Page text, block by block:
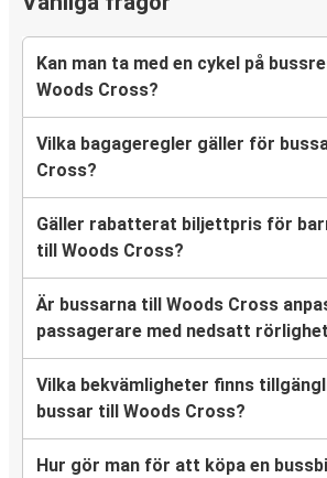
Kan man ta med en cykel på
Woods Cross?
Vilka bagageregler gäller för
Cross?
Gäller rabatterat biljettpris för
till Woods Cross?
Är bussarna till Woods Cross
passagerare med nedsatt
Vilka bekvämligheter finns
bussar till Woods Cross?
Hur gör man för att köpa en